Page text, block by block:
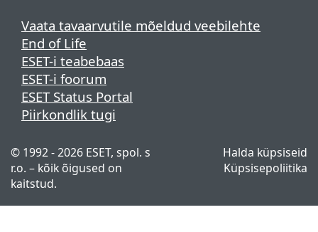
Vaata tavaarvutile mõeldud veebilehte
End of Life
ESET-i teabebaas
ESET-i foorum
ESET Status Portal
Piirkondlik tugi
© 1992 - 2026 ESET, spol. s
r.o. – kõik õigused on
kaitstud.
Halda küpsiseid
Küpsisepoliitika